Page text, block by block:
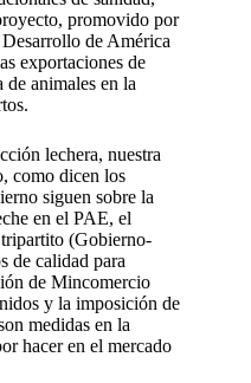
promovido por
de América
exportaciones de
animales en la
lechera, nuestra
como dicen los
siguen sobre la
en el PAE, el
(Gobierno-
de calidad para
de Mincomercio
y la imposición de
medidas en la
hacer en el mercado